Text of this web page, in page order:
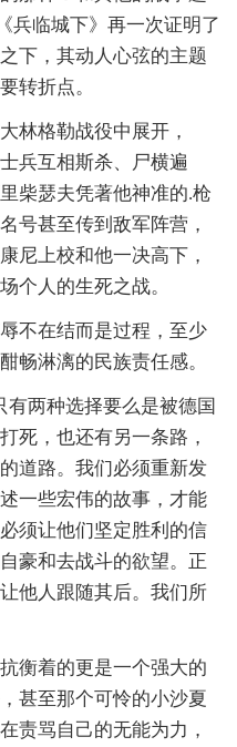
兵临城下》再一次证明了
下，其动人心弦的主题
转折点。
格勒战役中展开，
兵互相斯杀、尸横遍
柴瑟夫凭著他神准的.枪
号甚至传到敌军阵营，
尼上校和他一决高下，
个人的生死之战。
在结而是过程，至少
畅淋漓的民族责任感。
两种选择要么是被德国
死，也还有另一条路，
道路。我们必须重新发
一些宏伟的故事，才能
须让他们坚定胜利的信
豪和去战斗的欲望。正
他人跟随其后。我们所
着的更是一个强大的
甚至那个可怜的小沙夏
责骂自己的无能为力，